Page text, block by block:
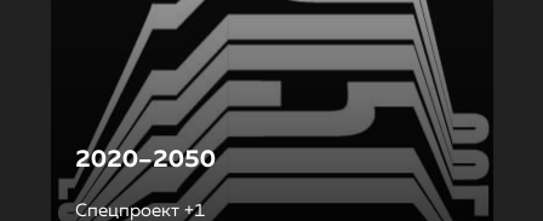
2020–2050
Спецпроект +1